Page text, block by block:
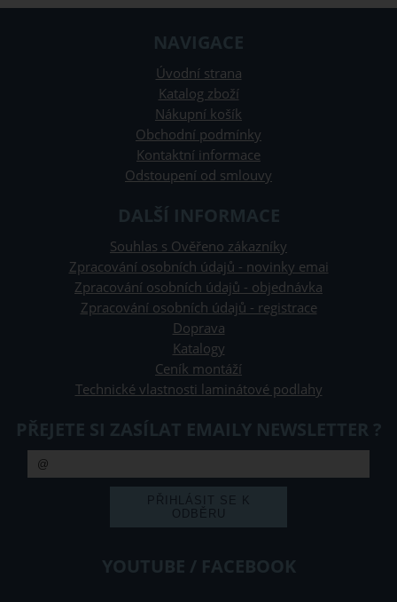
NAVIGACE
Úvodní strana
Katalog zboží
Nákupní košík
Obchodní podmínky
Kontaktní informace
Odstoupení od smlouvy
DALŠÍ INFORMACE
Souhlas s Ověřeno zákazníky
Zpracování osobních údajů - novinky emai
Zpracování osobních údajů - objednávka
Zpracování osobních údajů - registrace
Doprava
Katalogy
Ceník montáží
Technické vlastnosti laminátové podlahy
PŘEJETE SI ZASÍLAT EMAILY NEWSLETTER ?
YOUTUBE / FACEBOOK